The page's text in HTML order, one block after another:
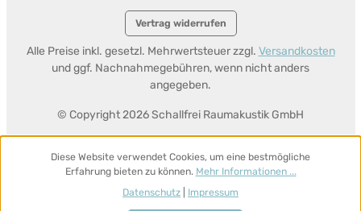
Vertrag widerrufen
© Copyright 2026 Schallfrei Raumakustik GmbH
Alle Preise inkl. gesetzl. Mehrwertsteuer zzgl. Versandkosten
und ggf. Nachnahmegebühren, wenn nicht anders
angegeben.
Diese Website verwendet Cookies, um eine bestmögliche
Erfahrung bieten zu können. Mehr Informationen ...
Datenschutz
Impressum